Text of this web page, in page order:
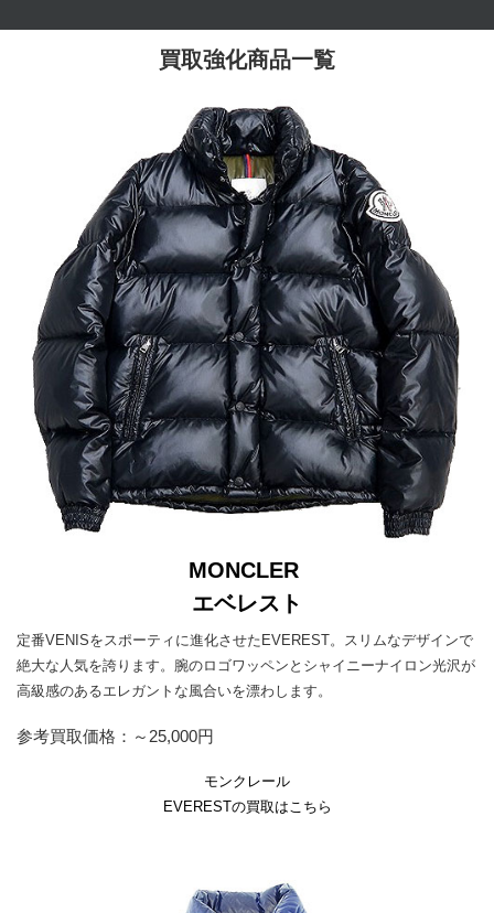
買取強化商品一覧
MONCLER
エベレスト
定番VENISをスポーティに進化させたEVEREST。スリムなデザインで
絶大な人気を誇ります。腕のロゴワッペンとシャイニーナイロン光沢が
高級感のあるエレガントな風合いを漂わします。
参考買取価格：～25,000円
モンクレール
EVERESTの買取はこちら